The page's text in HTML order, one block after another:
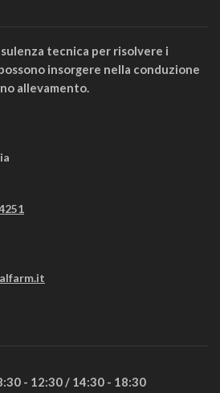
tecnica per risolvere i
insorgere nella conduzione
allevamento.
- 12:30 / 14:30 - 18:30